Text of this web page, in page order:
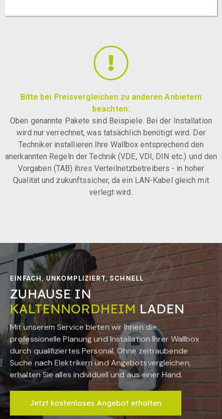
Bitte bei Preisvergleichen zu anderen Anbietern
beachten:
Oben genannte Pakete sind Beispiele. Bei der Installation
wird nur verrechnet, was tatsächlich benötigt wird. Der
Techniker installieren Ihre Wallbox entsprechend den
anerkannten Regeln der Technik (VDE, VDI, DIN etc.) und den
Vorgaben (TAB) ihres Verteilnetzbetreibers - in hoher
Qualität und zukunftssicher, da ein LAN-Kabel gleich mit
verlegt wird.
EINFACH, UNKOMPLIZIERT, SCHNELL
ZUHAUSE IN
KALTENNORDHEIMLADEN
Mit unserem Service bieten wir Ihnen die
professionelle Planung und Installation Ihrer Wallbox
durch qualifiziertes Personal. Ohne zeitraubende
Suche nach Elektrikern und Angebotsvergleichen,
erhalten Sie alles individuell und aus einer Hand.
Jetzt kostenloses Angebot erhalten